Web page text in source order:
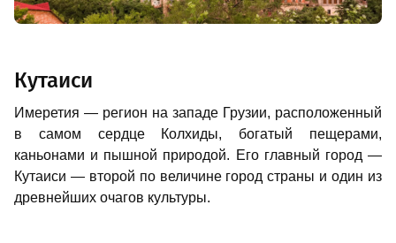
Кутаиси
Имеретия — регион на западе Грузии, расположенный
в самом сердце Колхиды, богатый пещерами,
каньонами и пышной природой. Его главный город —
Кутаиси — второй по величине город страны и один из
древнейших очагов культуры.